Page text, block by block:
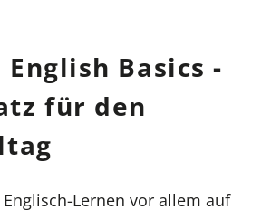
English Basics -
für den
Lernen vor allem auf